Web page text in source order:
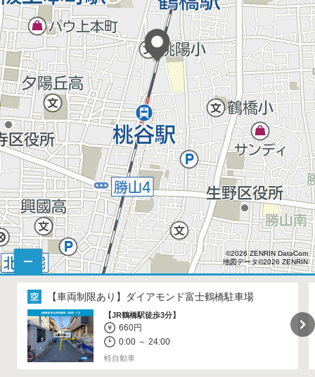
700円
500円
©2026 ZENRIN DataCom
地図データ©2026 ZENRIN
【車両制限あり】 ダイアモンド富士鶴橋駐車場
【JR鶴橋駅徒歩3分】
660円
0:00 ～ 24:00
軽自動車